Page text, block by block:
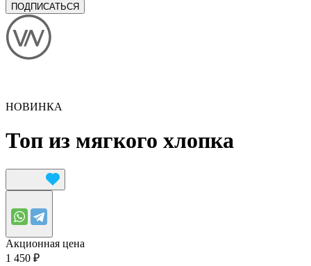
ПОДПИСАТЬСЯ
НОВИНКА
Топ из мягкого хлопка
Акционная цена
1 450 ₽